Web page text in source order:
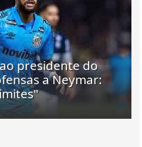
presidente do
a Neymar: